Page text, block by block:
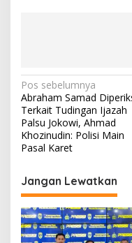
N
a
v
i
a
s
i
Pos sebelumnya
Abraham Samad
Terkait Tudingan Ijazah
Palsu Jokowi, Ahmad
Khozinudin: Polisi Main
Pasal Karet
Jangan Lewatkan